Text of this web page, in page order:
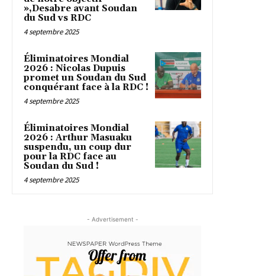
»,Desabre avant Soudan
du Sud vs RDC
4 septembre 2025
Éliminatoires Mondial
2026 : Nicolas Dupuis
promet un Soudan du Sud
conquérant face à la RDC !
4 septembre 2025
Éliminatoires Mondial
2026 : Arthur Masuaku
suspendu, un coup dur
pour la RDC face au
Soudan du Sud !
4 septembre 2025
- Advertisement -